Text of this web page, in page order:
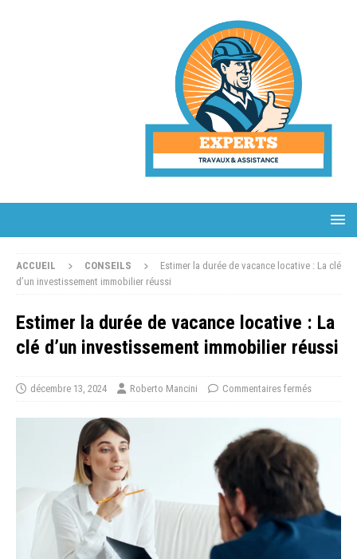
ACCUEIL CONSEILS
Estimer la durée de vacance locative : La clé
d’un investissement immobilier réussi
Estimer la durée de vacance locative : La
clé d’un investissement immobilier réussi
décembre 13, 2024 Roberto Mancini Commentaires fermés